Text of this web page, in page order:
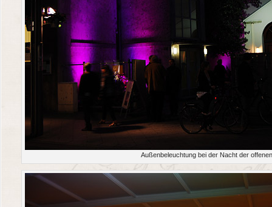
Außenbeleuchtung bei der Nacht der